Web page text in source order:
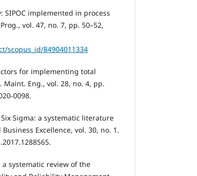
SIPOC implemented in process
vol. 47, no. 7, pp. 50–52,
scopus_id/84904011334
for implementing total
Maint. Eng., vol. 28, no. 4, pp.
0098.
Sigma: a systematic literature
Excellence, vol. 30, no. 1.
a systematic review of the